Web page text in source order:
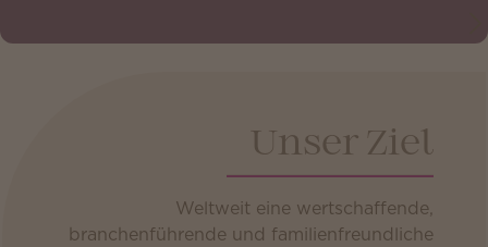
Unser Ziel
Weltweit eine wertschaffende,
branchenführende und familienfreundliche